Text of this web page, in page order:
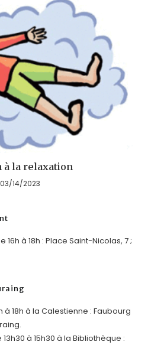
la relaxation
03/14/2023
à 18h : Place Saint-Nicolas, 7 ;
à 18h à la Calestienne : Faubourg
à 15h30 à la Bibliothèque :